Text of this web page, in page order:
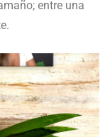
entre una